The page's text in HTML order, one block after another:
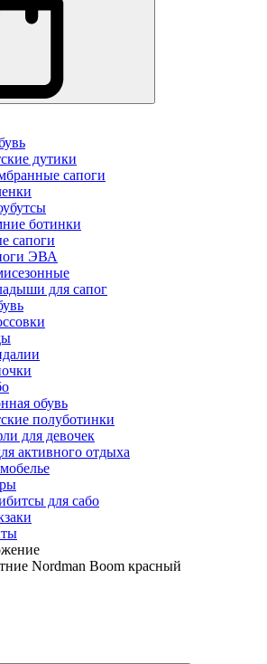
дутики
сапоги
ботинки
сапоги
ЭВА
для сапог
обувь
полуботинки
для девочек
активного отдыха
для сабо